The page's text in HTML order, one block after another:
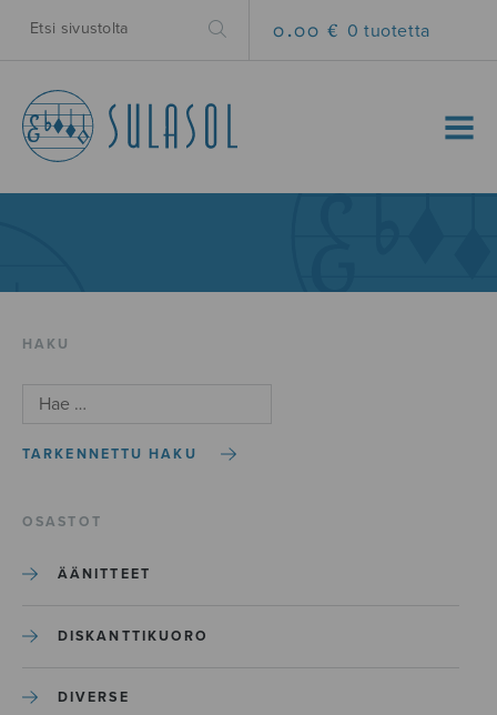
0.00 € 0 tuotetta
MENU
HAKU
TARKENNETTU HAKU
OSASTOT
ÄÄNITTEET
DISKANTTIKUORO
DIVERSE